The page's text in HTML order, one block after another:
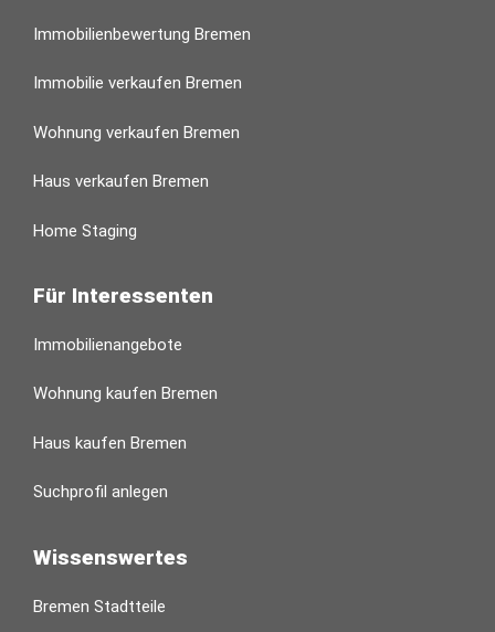
Immobilienbewertung Bremen
Immobilie verkaufen Bremen
Wohnung verkaufen Bremen
Haus verkaufen Bremen
Home Staging
Für Interessenten
Immobilienangebote
Wohnung kaufen Bremen
Haus kaufen Bremen
Suchprofil anlegen
Wissenswertes
Bremen Stadtteile